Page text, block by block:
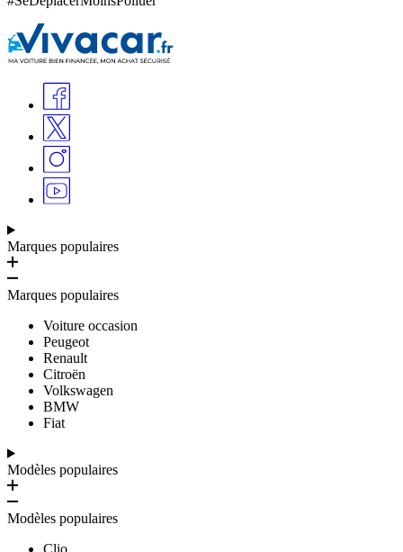
Marques populaires
Marques populaires
Voiture occasion
Peugeot
Renault
Citroën
Volkswagen
BMW
Fiat
Modèles populaires
Modèles populaires
Clio